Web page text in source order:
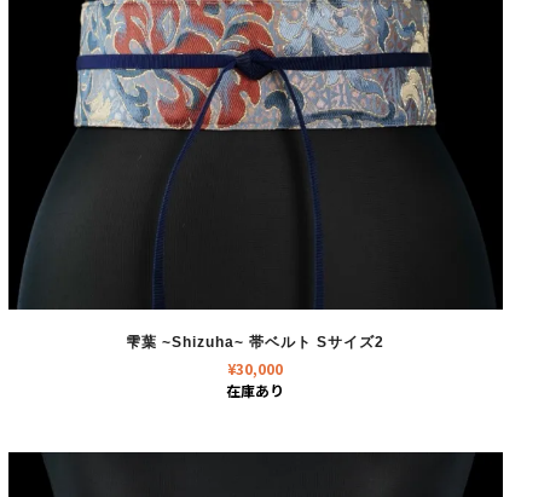
雫葉 ~Shizuha~ 帯ベルト Sサイズ2
¥30,000
在庫あり